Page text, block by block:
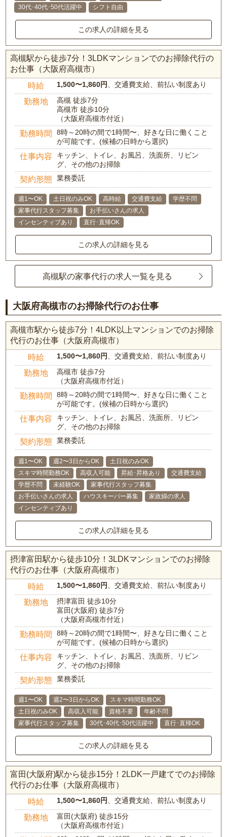
30代･40代･50代活躍中
シフト自由
この求人の詳細を見る
高槻駅から徒歩7分！3LDKマンションでのお掃除代行の
お仕事（大阪府高槻市）
時給 1,500〜1,860円、交通費支給、前払い制度あり
勤務地
高槻 徒歩7分
高槻市 徒歩10分
（大阪府高槻市付近）
勤務時間
8時～20時の間で1時間〜、好きな日に働くこと
が可能です。(候補の日時から選択)
仕事内容
キッチン、トイレ、お風呂、洗面所、リビン
グ、その他のお掃除
契約形態 業務委託
週1〜OK 土日祝のみOK 高時給 交通費支給
学歴不問
家事代行スタッフ募集
お手伝いさんの求人
インセンティブあり
直行･直帰OK
この求人の詳細を見る
高槻駅の家事代行の求人一覧を見る
大阪府高槻市のお掃除代行のお仕事
高槻市駅から徒歩7分！4LDK以上マンションでのお掃除
代行のお仕事（大阪府高槻市）
時給 1,500〜1,860円 、交通費支給、前払い制度あり
勤務地
高槻市 徒歩7分
（大阪府高槻市付近）
勤務時間
8時～20時の間で1時間〜、好きな日に働くこと
が可能です。(候補の日時から選択)
仕事内容
キッチン、トイレ、お風呂、洗面所、リビン
グ、その他のお掃除
契約形態 業務委託
週1〜OK 週2〜3日からOK
土日祝のみOK
スキマ時間勤務OK
高収入可能 昇給･昇格あり
交通費支給
学歴不問
未経験OK
家事代行スタッフ募集
お手伝いさんの求人
ハウスキーパー募集
家政婦の求人
インセンティブあり
この求人の詳細を見る
摂津富田駅から徒歩10分！3LDKマンションでのお掃除
代行のお仕事（大阪府高槻市）
時給 1,500〜1,860円 、交通費支給、前払い制度あり
勤務地
摂津富田 徒歩10分
富田(大阪府) 徒歩7分
（大阪府高槻市付近）
勤務時間
8時～20時の間で1時間〜、好きな日に働くこと
が可能です。(候補の日時から選択)
仕事内容
キッチン、トイレ、お風呂、洗面所、リビン
グ、その他のお掃除
契約形態 業務委託
週1〜OK 週2〜3日からOK
スキマ時間勤務OK
土日祝のみOK
高収入可能 資格不要
年齢不問
家事代行スタッフ募集
30代･40代･50代活躍中 直行･直帰OK
この求人の詳細を見る
富田(大阪府)駅から徒歩15分！2LDK一戸建てでのお掃除
代行のお仕事（大阪府高槻市）
時給 1,500〜1,860円 、交通費支給、前払い制度あり
勤務地
富田(大阪府) 徒歩15分
（大阪府高槻市付近）